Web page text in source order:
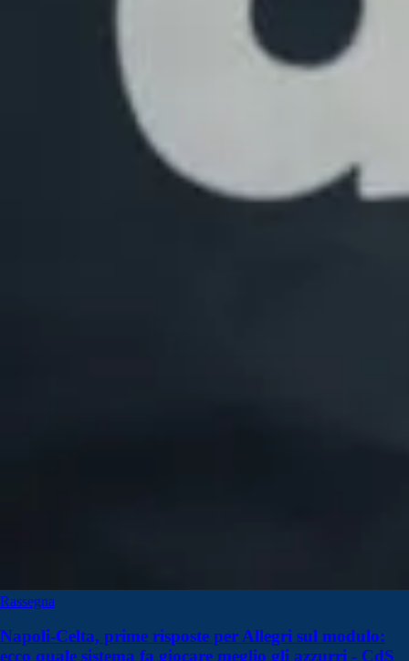
Rassegna
Napoli-Celta, prime risposte per Allegri sul modulo:
ecco quale sistema fa giocare meglio gli azzurri - CdS